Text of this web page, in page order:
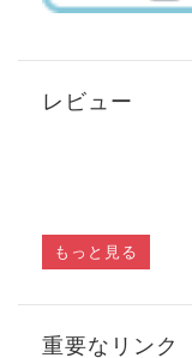
レビュー
もっと見る
重要なリンク